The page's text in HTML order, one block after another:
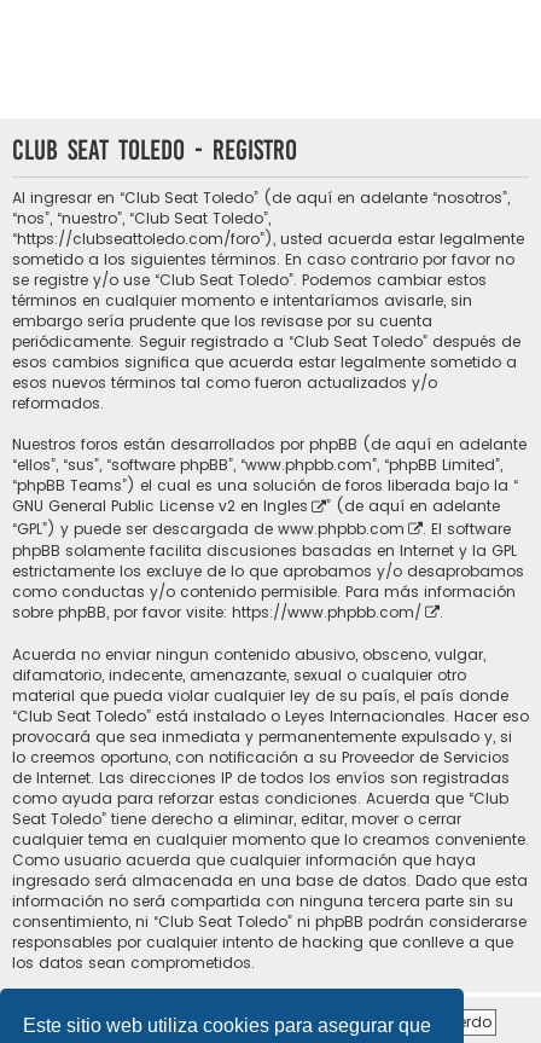
Este sitio web utiliza cookies para asegurar que
Club Seat Toledo - Registro
Al ingresar en “Club Seat Toledo” (de aquí en adelante “nosotros”,
“nos”, “nuestro”, “Club Seat Toledo”,
“https://clubseattoledo.com/foro”), usted acuerda estar legalmente
sometido a los siguientes términos. En caso contrario por favor no
se registre y/o use “Club Seat Toledo”. Podemos cambiar estos
términos en cualquier momento e intentaríamos avisarle, sin
embargo sería prudente que los revisase por su cuenta
periódicamente. Seguir registrado a “Club Seat Toledo” después de
esos cambios significa que acuerda estar legalmente sometido a
esos nuevos términos tal como fueron actualizados y/o
reformados.
Nuestros foros están desarrollados por phpBB (de aquí en adelante
“ellos”, “sus”, “software phpBB”, “www.phpbb.com”, “phpBB Limited”,
“phpBB Teams”) el cual es una solución de foros liberada bajo la “
GNU General Public License v2 en Ingles
” (de aquí en adelante
“GPL”) y puede ser descargada de www.phpbb.com
. El software
phpBB solamente facilita discusiones basadas en Internet y la GPL
estrictamente los excluye de lo que aprobamos y/o desaprobamos
como conductas y/o contenido permisible. Para más información
sobre phpBB, por favor visite: https://www.phpbb.com/ .
Acuerda no enviar ningun contenido abusivo, obsceno, vulgar,
difamatorio, indecente, amenazante, sexual o cualquier otro
material que pueda violar cualquier ley de su país, el país donde
“Club Seat Toledo” está instalado o Leyes Internacionales. Hacer eso
provocará que sea inmediata y permanentemente expulsado y, si
lo creemos oportuno, con notificación a su Proveedor de Servicios
de Internet. Las direcciones IP de todos los envíos son registradas
como ayuda para reforzar estas condiciones. Acuerda que “Club
Seat Toledo” tiene derecho a eliminar, editar, mover o cerrar
cualquier tema en cualquier momento que lo creamos conveniente.
Como usuario acuerda que cualquier información que haya
ingresado será almacenada en una base de datos. Dado que esta
información no será compartida con ninguna tercera parte sin su
consentimiento, ni “Club Seat Toledo” ni phpBB podrán considerarse
responsables por cualquier intento de hacking que conlleve a que
los datos sean comprometidos.